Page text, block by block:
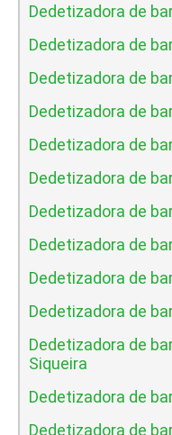
Dedetizadora de
Dedetizadora de
Dedetizadora de
Dedetizadora de
Dedetizadora de
Dedetizadora de
Dedetizadora de
Dedetizadora de
Dedetizadora de
Dedetizadora de
Dedetizadora de
Siqueira
Dedetizadora de
Dedetizadora de